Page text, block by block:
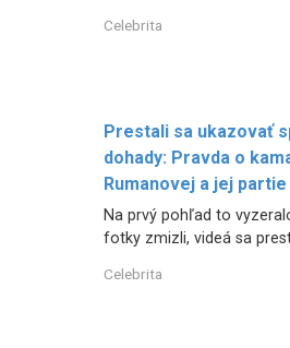
Celebrita
Prestali sa ukazovať
dohady: Pravda o
Rumanovej a jej
Na prvý pohľad to
fotky zmizli, videá sa
Celebrita